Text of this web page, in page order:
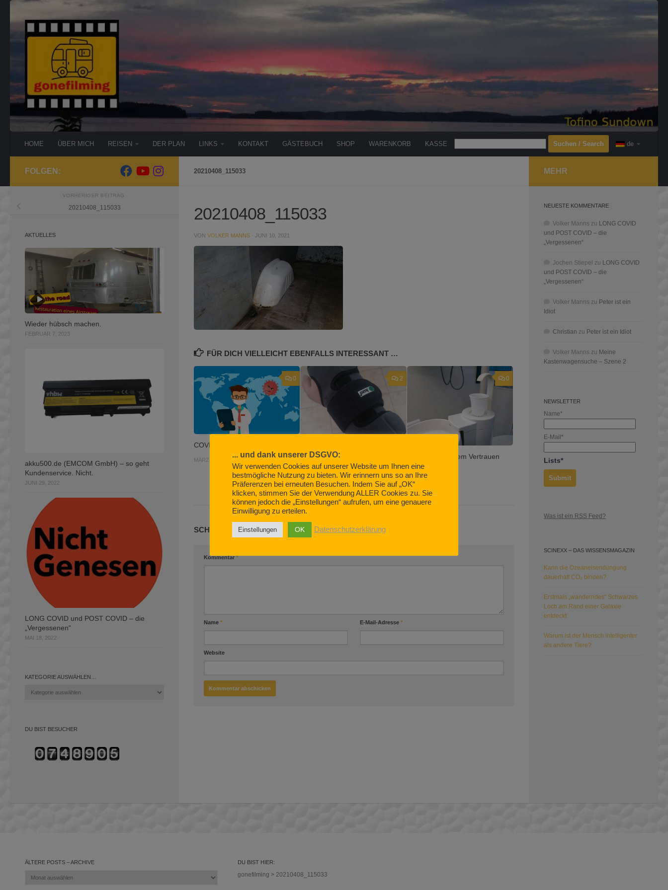
HOME ÜBER MICH REISEN DER PLAN LINKS KONTAKT GÄSTEBUCH SHOP WARENKORB KASSE
Search
de
20210408_115033
20210408_115033
VON VOLKER MANNS · JUNI 10, 2021
FÜR DICH VIELLEICHT EBENFALLS INTERESSANT …
0
COVID-19 – der Corona Virus
MÄRZ 11, 2020
2
Unser Gesundheitssystem
oder: Der „Einäugige“ unter
den Blinden.
MAI 30, 2019
0
Die Sache mit dem Vertrauen
APRIL 1, 2019
SCHREIBE EINEN KOMMENTAR
Kommentar*
Name * E-Mail-Adresse*
Website
FOLGEN:
VORHERIGER BEITRAG
20210408_115033
AKTUELLES
Wieder hübsch machen.
FEBRUAR 7, 2023
akku500.de (EMCOM GmbH) – so geht
Kundenservice. Nicht.
JUNI 29, 2022
LONG COVID und POST COVID – die
„Vergessenen“
MAI 18, 2022
KATEGORIE AUSWÄHLEN…
Kategorie
DU BIST BESUCHER
MEHR
NEUESTE KOMMENTARE
Volker Manns zu LONG COVID
und POST COVID – die
„Vergessenen“
Jochen Stiepel zu LONG COVID
und POST COVID – die
„Vergessenen“
Volker Manns zu Peter ist ein
Idiot
Christian zu Peter ist ein Idiot
Volker Manns zu Meine
Kastenwagensuche – Szene 2
NEWSLETTER
Name*
E-Mail*
Lists*
Was ist ein RSS Feed?
SCINEXX – DAS WISSENSMAGAZIN
Kann die Ozeaneisendüngung
dauerhaft CO₂ binden?
Erstmals „wanderndes“ Schwarzes
Loch am Rand einer Galaxie
entdeckt
Warum ist der Mensch intelligenter
als andere Tiere?
ÄLTERE POSTS – ARCHIVE
Ältere
DU BIST HIER:
gonefilming > 20210408_115033
... und dank unserer DSGVO:
Wir verwenden Cookies auf unserer Website um Ihnen eine
bestmögliche Nutzung zu bieten. Wir erinnern uns so an Ihre
Präferenzen bei erneuten Besuchen. Indem Sie auf „OK“
klicken, stimmen Sie der Verwendung ALLER Cookies zu. Sie
können jedoch die „Einstellungen“ aufrufen, um eine genauere
Einwilligung zu erteilen.
Einstellungen OK Datenschutzerklärung